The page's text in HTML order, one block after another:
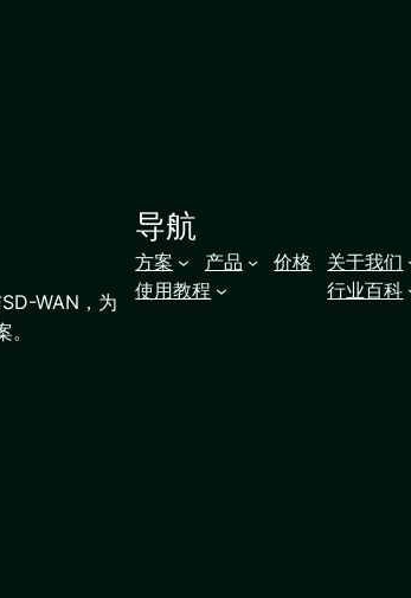
WAN，为
导航
方案 产品 价格
关于我们
使用教程
行业百科